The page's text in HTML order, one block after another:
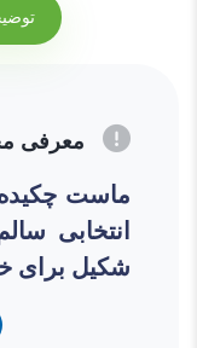
معرفی
انتخابی
شکیل برای
ماست چکیده